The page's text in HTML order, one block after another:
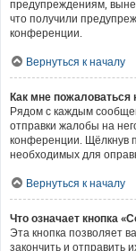
предупреждениям,
что получили
конференции.
Вернуться к началу
Как мне пожаловаться
Рядом с каждым
отправки жалобы на
конференции. Щёлкнув
необходимых для
Вернуться к началу
Что означает кнопка
Эта кнопка позволяет
закончить и отправить